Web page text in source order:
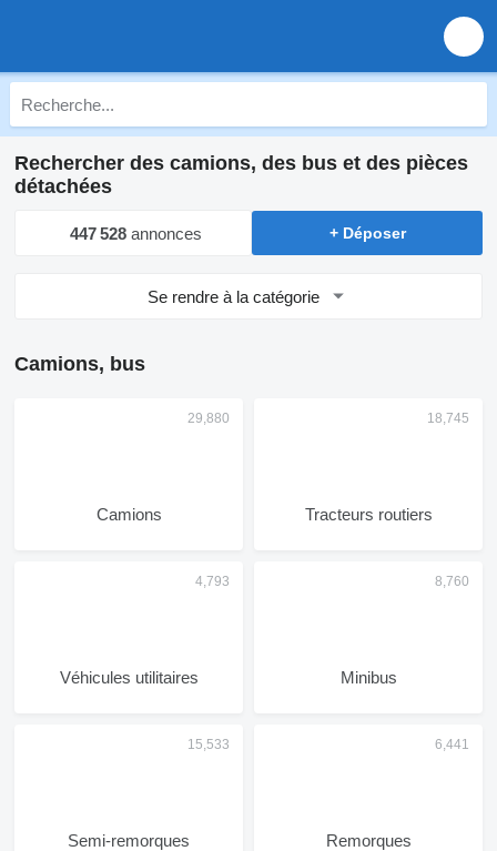
Rechercher des camions, des bus et des pièces
détachées
447 528 annonces + Déposer
Se rendre à la catégorie
Camions, bus
Camions Tracteurs routiers
Véhicules utilitaires Minibus
Semi-remorques Remorques